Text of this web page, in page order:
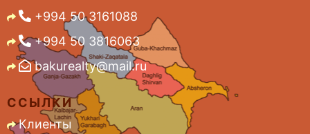
+994 50 3161088
+994 50 3816063
bakurealty@mail.ru
ССЫЛКИ
Клиенты